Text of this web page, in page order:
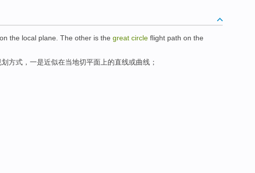
on the local plane. The other is the great circle flight path on the
方式，一是近似在当地切平面上的直线或曲线 ；